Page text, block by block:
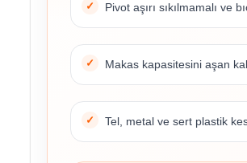
Pivot aşırı sıkılmamalı ve
Makas kapasitesini aşan
Tel, metal ve sert plastik